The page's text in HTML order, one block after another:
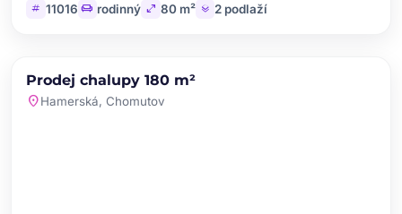
tag 11016 chair rodinný open_in_full 80 m² layers 2 podlaží
PRODEJ NOVINKA
Prodej chalupy 180 m²
location_onHamerská, Chomutov